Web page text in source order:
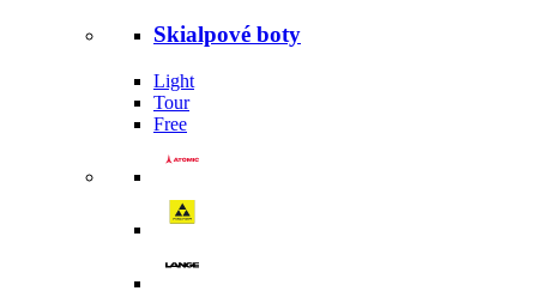
Skialpové boty
Light
Tour
Free